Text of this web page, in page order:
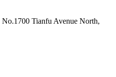
Tianfu Avenue North,